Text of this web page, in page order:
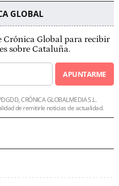
GLOBAL
Crónica Global para recibir
sobre Cataluña.
APUNTARME
CRÓNICA GLOBALMEDIA S.L.
de remitirle noticias de actualidad.